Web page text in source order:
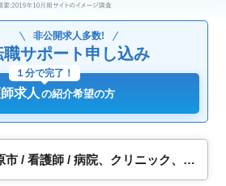
非公開求人多数!
職サポート申し込み
求人 の紹介希望の方
１分で完了！
市 / 看護師 / 病院、クリニック、訪